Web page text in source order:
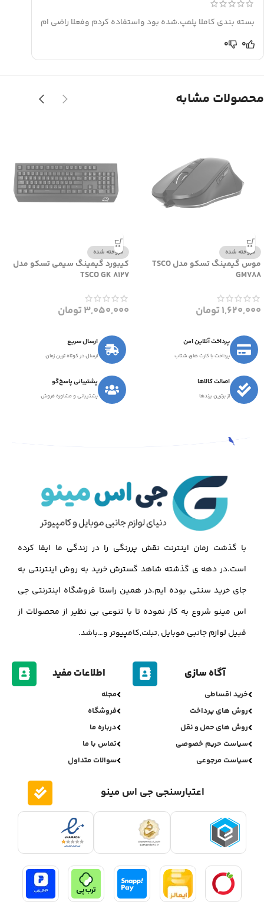
بسته بندی کاملا پلمپ.شده بود واستفاده کردم وفعلا راضی ام
0
0
محصولات مشابه
فروخته شده
موس گیمینگ تسکو مدل TSCO
GM788
1,620,000تومان
فروخته شده
کیبورد گیمینگ سیمی تسکو مدل
TSCO GK 8127
3,050,000تومان
پرداخت آنلاین امن
پرداخت با کارت های شتاب
ارسال سریع
ارسال در کوتاه ترین زمان
اصالت کالاها
از برترین برندها
پشتیبانی پاسخ‌گو
پشتیبانی و مشاوره فروش
با گذشت زمان اینترنت نقش پررنگی را در زندگی ما ایفا کرده
است.در دهه ی گذشته شاهد گسترش خرید به روش اینترنتی به
جای خرید سنتی بوده ایم.در همین راستا فروشگاه اینترنتی جی
اس مینو شروع به کار نموده تا با تنوعی بی نظیر از محصولات از
قبیل لوازم جانبی موبایل ,تبلت,کامپیوتر و…باشد.
آگاه سازی
خرید اقساطی
روش های پرداخت
روش های حمل و نقل
سیاست حریم خصوصی
سیاست مرجوعی
اطلاعات مفید
مجله
فروشگاه
درباره ما
تماس با ما
سوالات متداول
اعتبارسنجی جی اس مینو